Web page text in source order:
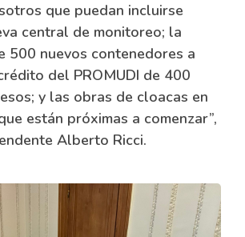
que puedan incluirse
central de monitoreo; la
500 nuevos contenedores a
del PROMUDI de 400
y las obras de cloacas en
están próximas a comenzar”,
Alberto Ricci.